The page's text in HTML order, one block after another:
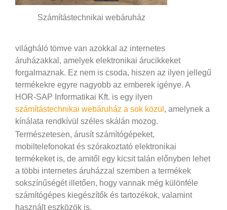
Számítástechnikai webáruház
világháló tömve van azokkal az internetes
áruházakkal, amelyek elektronikai árucikkeket
forgalmaznak. Ez nem is csoda, hiszen az ilyen jellegű
termékekre egyre nagyobb az emberek igénye. A
HOR-SAP Informatikai Kft. is egy ilyen
számítástechnikai webáruház a sok közül , amelynek a
kínálata rendkívül széles skálán mozog.
Természetesen, árusít számítógépeket,
mobiltelefonokat és szórakoztató elektronikai
termékeket is, de amitől egy kicsit talán előnyben lehet
a többi internetes áruházzal szemben a termékek
sokszínűségét illetően, hogy vannak még különféle
számítógépes kiegészítők és tartozékok, valamint
használt eszközök is.